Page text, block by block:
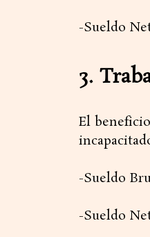
-​Sueldo
​3.
​El
-Sueldo
-​Sueldo